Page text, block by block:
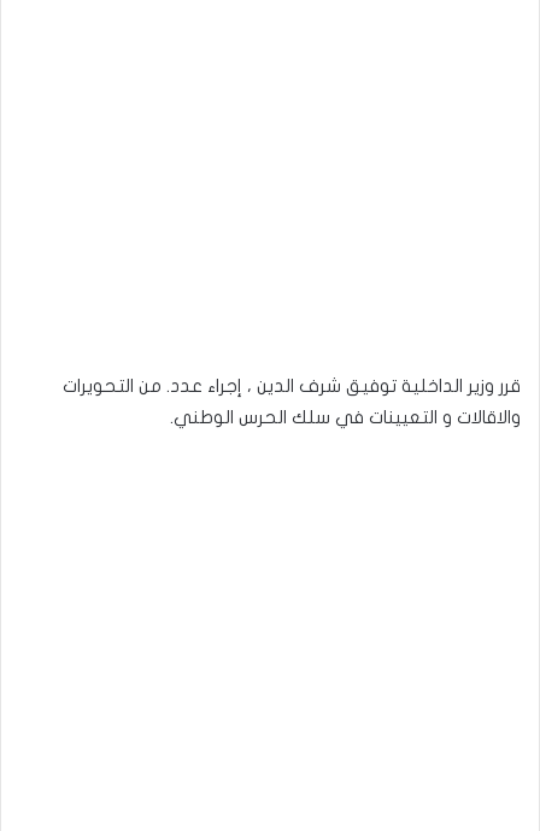
قرر وزير الداخلية توفيق شرف الدين ، إجراء عدد. من التحويرات
والاقالات و التعيينات في سلك الحرس الوطني.